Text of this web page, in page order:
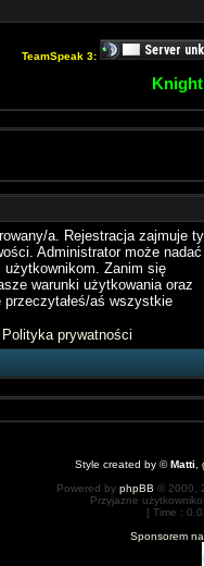
TeamSpeak 3:
a. Rejestracja zajmuje
Administrator może nadać
użytkownikom. Zanim się
warunki użytkowania oraz
aś wszystkie
Polityka prywatności
Style created by ©Matti
Powered by phpBB © 2000,
Przyjazne
[ Time :
Sponsorem